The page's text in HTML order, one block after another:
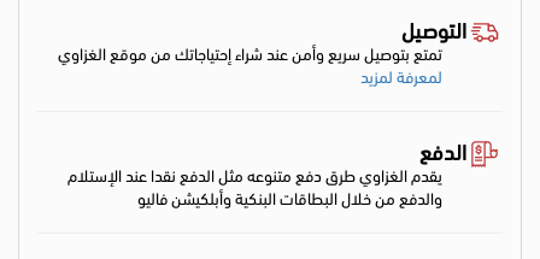
التوصيل
تمتع بتوصيل سريع وأمن عند شراء إحتياجاتك من موقع الغزاوي
لمعرفة لمزيد
الدفع
يقدم الغزاوي طرق دفع متنوعه مثل الدفع نقدا عند الإستلام
والدفع من خلال البطاقات البنكية وأبلكيشن فاليو